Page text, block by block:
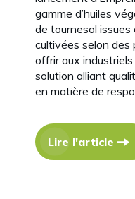
gamme d’huiles
de tournesol
cultivées selon des
offrir aux
solution alliant
en matière de
Lire l'article